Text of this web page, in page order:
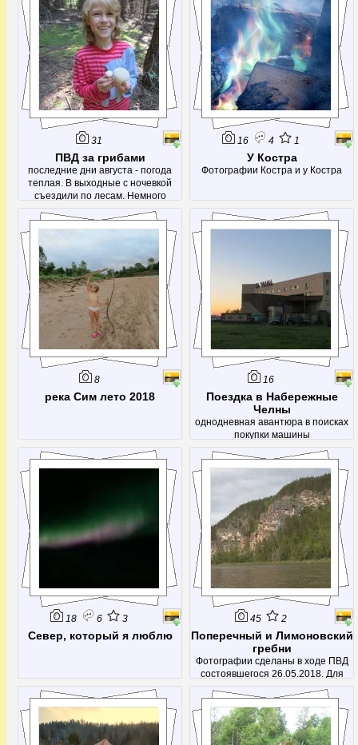
Лаклинскую пещеру и посетили
Айские скалы.
31
ПВД за грибами
последние дни августа - погода
теплая. В выходные с ночевкой
съездили по лесам. Немного
набрали рыжиков, груздей и других
вкусностей. А еще посетили родник
16 4 1
У Костра
Фотографии Костра и у Костра
8
река Сим лето 2018
16
Поездка в Набережные
Челны
однодневная авантюра в поисках
покупки машины
18 6 3
Север, который я люблю
45 2
Поперечный и Лимоновский
гребни
Фотографии сделаны в ходе ПВД
состоявшегося 26.05.2018. Для
съемок Поперечного гребня
(точнее комплекса) был проделан
небольшой сплав от Сикияз-
Тамака до Лаклов. Места красивые,
так что рекомендую.